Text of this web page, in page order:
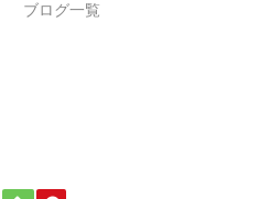
ブログ一覧